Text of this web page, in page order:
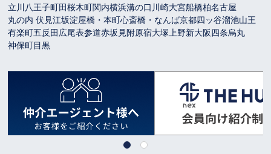
立川 八王子町田桜木町関内横浜溝の口 川崎大宮船橋柏名古屋
丸の内 伏見江坂淀屋橋・本町心斎橋・なんば京都四ッ谷溜池山王
有楽町五反田 広尾表参道赤坂見附原宿大塚 上野新大阪四条烏丸
神保町目黒